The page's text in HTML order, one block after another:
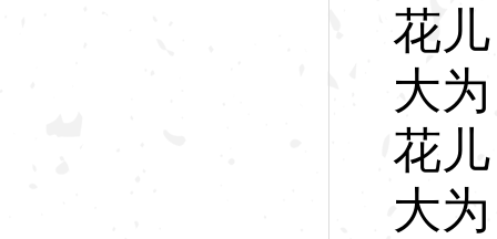
花
大
花
大